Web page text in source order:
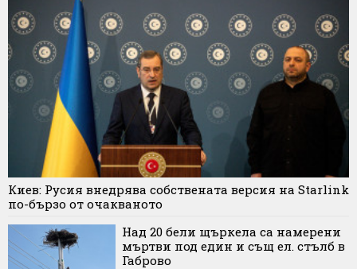
Киев: Русия внедрява собствената версия на Starlink
по-бързо от очакваното
Над 20 бели щъркела са намерени
мъртви под един и същ ел. стълб в
Габрово